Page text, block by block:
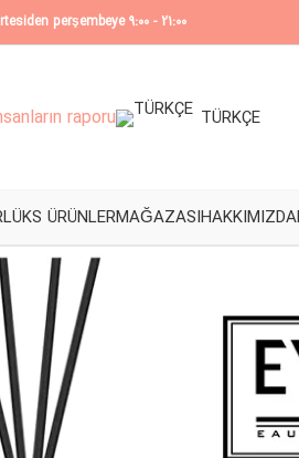
perşembeye 9:00 - 21:00
raporu TÜRKÇE
LÜKS ÜRÜNLERMAĞAZASIHAKKIMIZDA